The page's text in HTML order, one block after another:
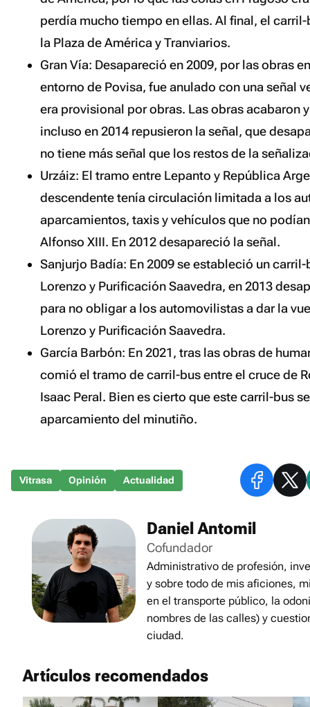
perdía mucho tiempo en ellas. Al final, el
la Plaza de América y Tranviarios.
Gran Vía: Desapareció en 2009, por las obras
entorno de Povisa, fue anulado con una señal
era provisional por obras. Las obras acabaron
incluso en 2014 repusieron la señal, que
no tiene más señal que los restos de la
Urzáiz: El tramo entre Lepanto y República
descendente tenía circulación limitada a los
aparcamientos, taxis y vehículos que no
Alfonso XIII. En 2012 desapareció la señal.
Sanjurjo Badía: En 2009 se estableció un
Lorenzo y Purificación Saavedra, en 2013
para no obligar a los automovilistas a dar la
Lorenzo y Purificación Saavedra.
García Barbón: En 2021, tras las obras de
comió el tramo de carril-bus entre el cruce de
Isaac Peral. Bien es cierto que este carril-bus
aparcamiento del minutiño.
Vitrasa Opinión Actualidad
Daniel Antomil
Cofundador
Administrativo de profesión,
y sobre todo de mis aficiones,
en el transporte público, la
nombres de las calles) y
ciudad.
Artículos recomendados